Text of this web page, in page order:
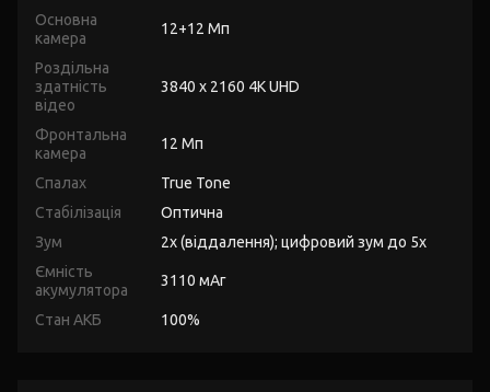
Основна
камера
12+12 Мп
Роздільна
здатність
відео
3840 x 2160 4K UHD
Фронтальна
камера
12 Мп
Спалах
True Tone
Стабілізація
Оптична
Зум
2x (віддалення); цифровий зум до 5x
Ємність
акумулятора
3110 мАг
Стан АКБ 100%